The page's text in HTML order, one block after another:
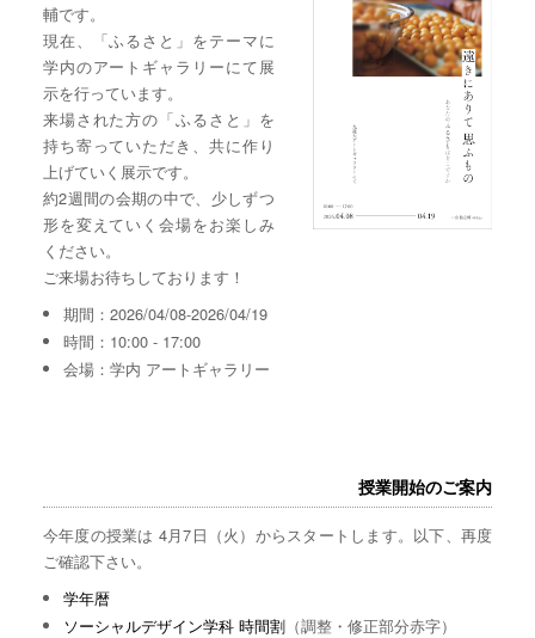
輔です。
現在、「ふるさと」をテーマに
学内のアートギャラリーにて展
示を行っています。
来場された方の「ふるさと」を
持ち寄っていただき、共に作り
上げていく展示です。
約2週間の会期の中で、少しずつ
形を変えていく会場をお楽しみ
ください。
ご来場お待ちしております！
期間：2026/04/08-2026/04/19
時間：10:00 - 17:00
会場：学内 アートギャラリー
授業開始のご案内
今年度の授業は 4月7日（火）からスタートします。以下、再度
ご確認下さい。
学年暦
ソーシャルデザイン学科 時間割 （調整・修正部分赤字）